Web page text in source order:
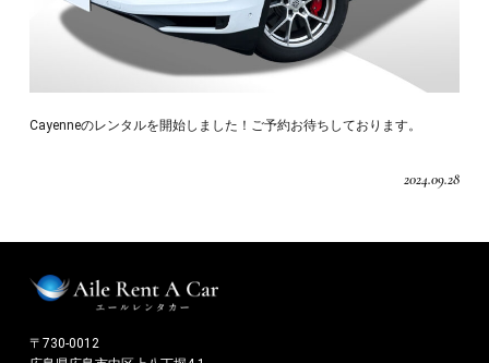
Cayenneのレンタルを開始しました！ご予約お待ちしております。
2024.09.28
〒730-0012